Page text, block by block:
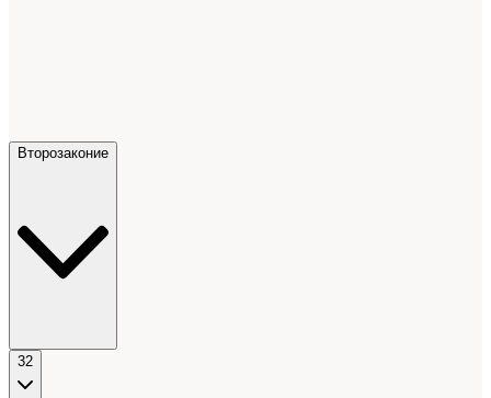
Второзаконие
32